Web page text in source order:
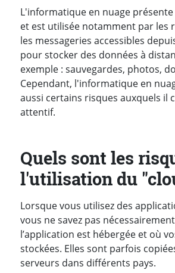
L'informatique en nuage présente
et est utilisée notamment par les
les messageries accessibles
pour stocker des données à
exemple : sauvegardes, photos,
Cependant, l'informatique en
aussi certains risques auxquels il
attentif.
Quels sont les
l'utilisation du
Lorsque vous utilisez des
vous ne savez pas
l’application est hébergée et où
stockées. Elles sont parfois
serveurs dans différents pays.